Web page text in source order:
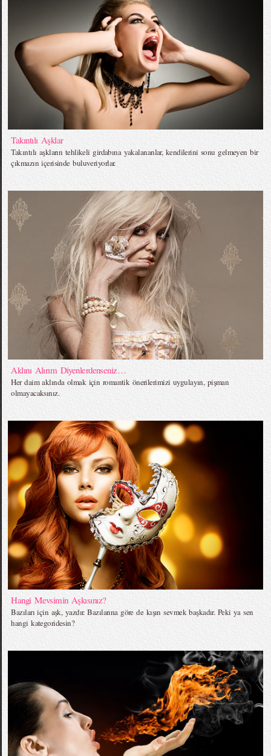
Takıntılı Aşklar
Takıntılı aşkların tehlikeli girdabına yakalananlar, kendilerini sonu gelmeyen bir
çıkmazın içerisinde buluveriyorlar.
Aklını Alırım Diyenlerdenseniz…
Her daim aklında olmak için romantik önerilerimizi uygulayın, pişman
olmayacaksınız.
Hangi Mevsimin Aşkısınız?
Bazıları için aşk, yazdır. Bazılarına göre de kışın sevmek başkadır. Peki ya sen
hangi kategoridesin?